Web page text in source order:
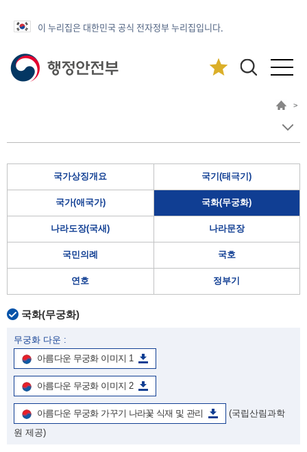
이 누리집은 대한민국 공식 전자정부 누리집입니다.
>
국가상징개요 국기(태극기)
국가(애국가) 국화(무궁화)
나라도장(국새) 나라문장
국민의례 국호
연호 정부기
국화(무궁화)
무궁화 다운 :
아름다운 무궁화 이미지 1
아름다운 무궁화 이미지 2
아름다운 무궁화 가꾸기 나라꽃 식재 및 관리
(국립산림과학
원 제공)